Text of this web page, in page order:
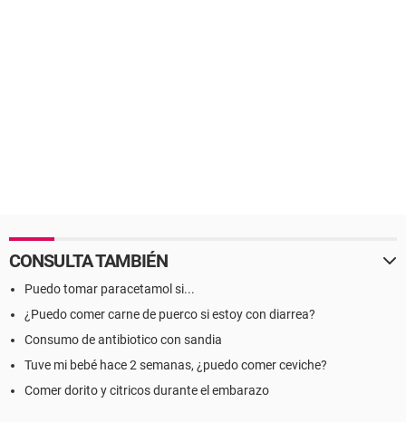
CONSULTA TAMBIÉN
Puedo tomar paracetamol si...
¿Puedo comer carne de puerco si estoy con diarrea?
Consumo de antibiotico con sandia
Tuve mi bebé hace 2 semanas, ¿puedo comer ceviche?
Comer dorito y citricos durante el embarazo